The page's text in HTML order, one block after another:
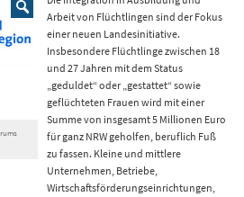
Arbeit von Flüchtlingen sind der Fokus
einer neuen Landesinitiative.
Insbesondere Flüchtlinge zwischen 18
und 27 Jahren mit dem Status
„geduldet“ oder „gestattet“ sowie
geflüchteten Frauen wird mit einer
Summe von insgesamt 5 Millionen Euro
für ganz NRW geholfen, beruflich Fuß
zu fassen. Kleine und mittlere
Unternehmen, Betriebe,
Wirtschaftsförderungseinrichtungen,